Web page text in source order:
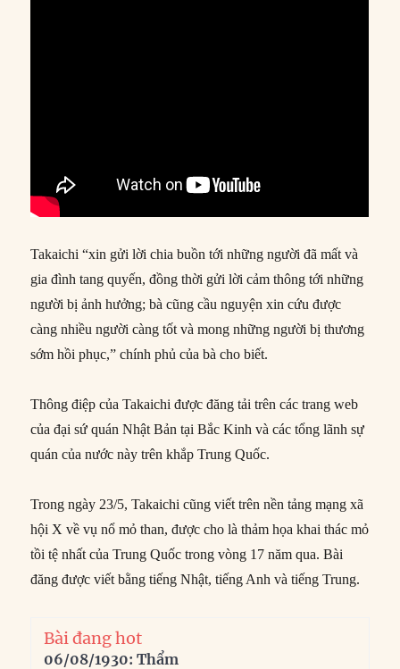
Takaichi “xin gửi lời chia buồn tới những người đã mất và
gia đình tang quyến, đồng thời gửi lời cảm thông tới những
người bị ảnh hưởng; bà cũng cầu nguyện xin cứu được
càng nhiều người càng tốt và mong những người bị thương
sớm hồi phục,” chính phủ của bà cho biết.
Thông điệp của Takaichi được đăng tải trên các trang web
của đại sứ quán Nhật Bản tại Bắc Kinh và các tổng lãnh sự
quán của nước này trên khắp Trung Quốc.
Trong ngày 23/5, Takaichi cũng viết trên nền tảng mạng xã
hội X về vụ nổ mỏ than, được cho là thảm họa khai thác mỏ
tồi tệ nhất của Trung Quốc trong vòng 17 năm qua. Bài
đăng được viết bằng tiếng Nhật, tiếng Anh và tiếng Trung.
Bài đang hot
06/08/1930: Thẩm